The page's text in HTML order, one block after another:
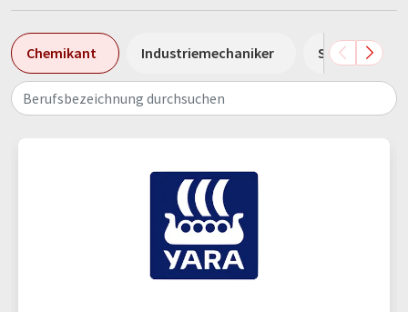
Chemikant Industriemechaniker Sales
Berufsbezeichnung durchsuchen